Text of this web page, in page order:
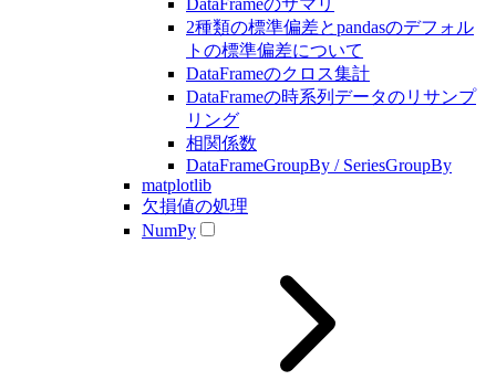
DataFrameのサマリ
2種類の標準偏差とpandasのデフォル
トの標準偏差について
DataFrameのクロス集計
DataFrameの時系列データのリサンプ
リング
相関係数
DataFrameGroupBy / SeriesGroupBy
matplotlib
欠損値の処理
NumPy